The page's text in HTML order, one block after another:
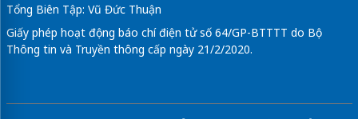
Tổng Biên Tập: Vũ Đức Thuận
Giấy phép hoạt động báo chí điện tử số 64/GP-BTTTT do Bộ
Thông tin và Truyền thông cấp ngày 21/2/2020.